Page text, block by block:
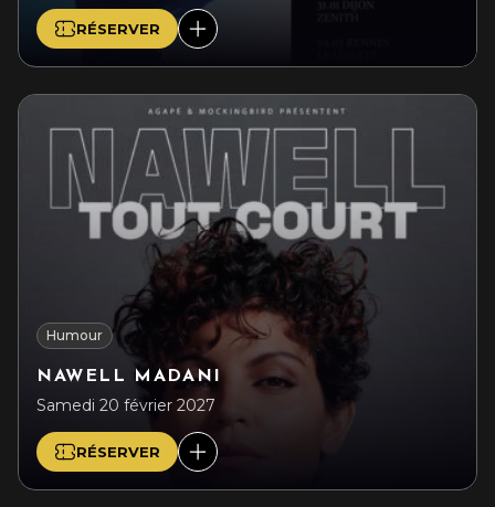
RÉSERVER
Humour
NAWELL MADANI
Samedi 20 février 2027
RÉSERVER